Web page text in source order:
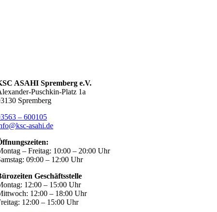
ASAHI Spremberg e.V.
Puschkin-Platz 1a
Spremberg
– 600105
asahi.de
– Freitag: 10:00 – 20:00 Uhr
09:00 – 12:00 Uhr
Geschäftsstelle
12:00 – 15:00 Uhr
12:00 – 18:00 Uhr
12:00 – 15:00 Uhr